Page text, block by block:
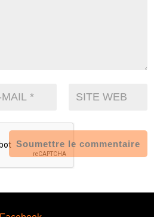
Soumettre le commentaire